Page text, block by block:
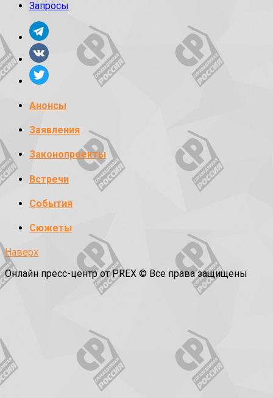
Запросы
Анонсы
Заявления
Законопроекты
Встречи
События
Сюжеты
Наверх
Онлайн пресс-центр от PREX © Все права защищены